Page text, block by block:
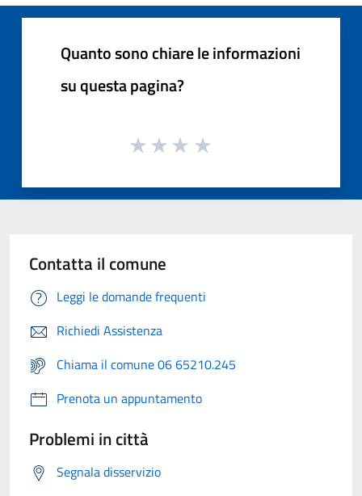
Quanto sono chiare le informazioni
su questa pagina?
Contatta il comune
Leggi le domande frequenti
Richiedi Assistenza
Chiama il comune 06 65210.245
Prenota un appuntamento
Problemi in città
Segnala disservizio